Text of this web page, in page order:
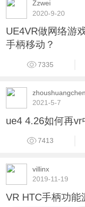
Zzwei
2020-9-20
UE4VR做网络游
手柄移动？
7335
2021-5-7
ue4 4.26如何再
7413
villinx
2019-11-19
VR HTC手柄功